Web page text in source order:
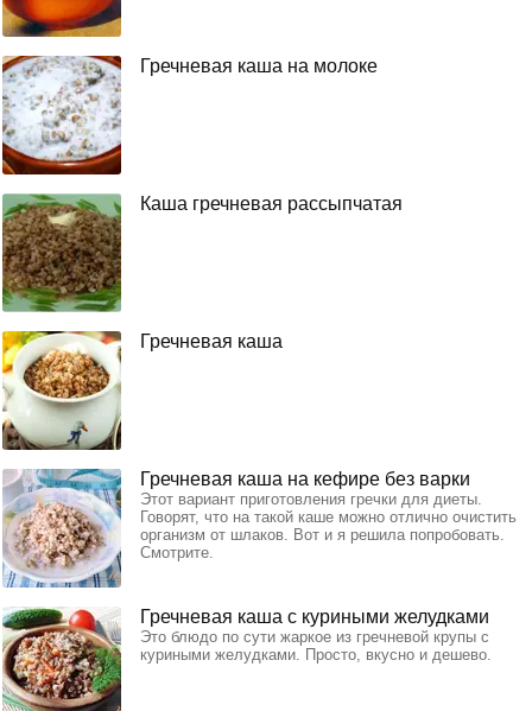
Гречневая каша на молоке
Каша гречневая рассыпчатая
Гречневая каша
Гречневая каша на кефире без варки
Этот вариант приготовления гречки для диеты.
Говорят, что на такой каше можно отлично очистить
организм от шлаков. Вот и я решила попробовать.
Смотрите.
Гречневая каша с куриными желудками
Это блюдо по сути жаркое из гречневой крупы с
куриными желудками. Просто, вкусно и дешево.